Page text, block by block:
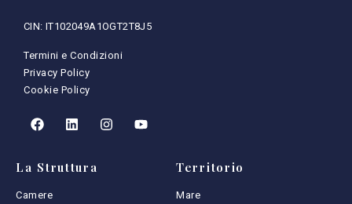
CIN: IT102049A1OGT2T8J5
Termini e Condizioni
Privacy Policy
Cookie Policy
La Struttura
Camere
Territorio
Mare